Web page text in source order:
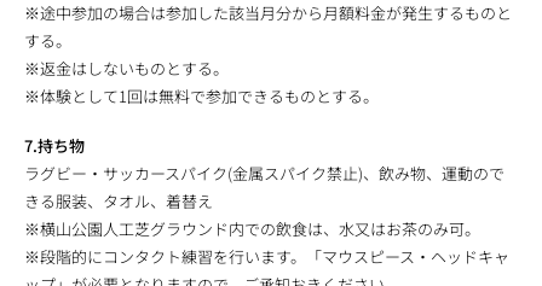
※途中参加の場合は参加した該当月分から月額料金が発生するものと
する。
※返金はしないものとする。
※体験として1回は無料で参加できるものとする。
7.持ち物
ラグビー・サッカースパイク(金属スパイク禁止)、飲み物、運動ので
きる服装、タオル、着替え
※横山公園人工芝グラウンド内での飲食は、水又はお茶のみ可。
※段階的にコンタクト練習を行います。「マウスピース・ヘッドキャ